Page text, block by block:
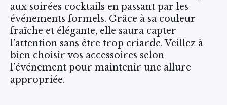
aux soirées cocktails en passant par les
événements formels. Grâce à sa couleur
fraîche et élégante, elle saura capter
l’attention sans être trop criarde. Veillez à
bien choisir vos accessoires selon
l’événement pour maintenir une allure
appropriée.